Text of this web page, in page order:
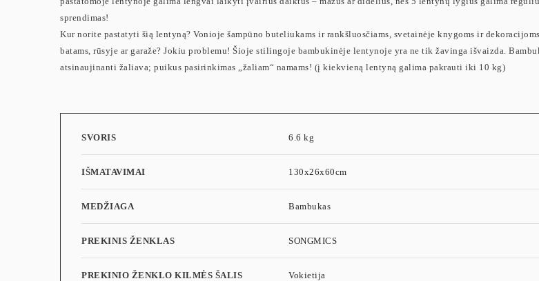
sprendimas!
Kur norite pastatyti šią lentyną? Vonioje šampūno buteliukams ir rankšluosčiams, svetainėje knygoms ir
batams, rūsyje ar garaže? Jokiu problemu! Šioje stilingoje bambukinėje lentynoje yra ne tik žavinga išvaizda.
atsinaujinanti žaliava; puikus pasirinkimas „žaliam“ namams! (į kiekvieną lentyną galima pakrauti iki 10 kg)
SVORIS 6.6 kg
IŠMATAVIMAI 130x26x60cm
MEDŽIAGA Bambukas
PREKINIS ŽENKLAS SONGMICS
PREKINIO ŽENKLO KILMĖS ŠALIS Vokietija